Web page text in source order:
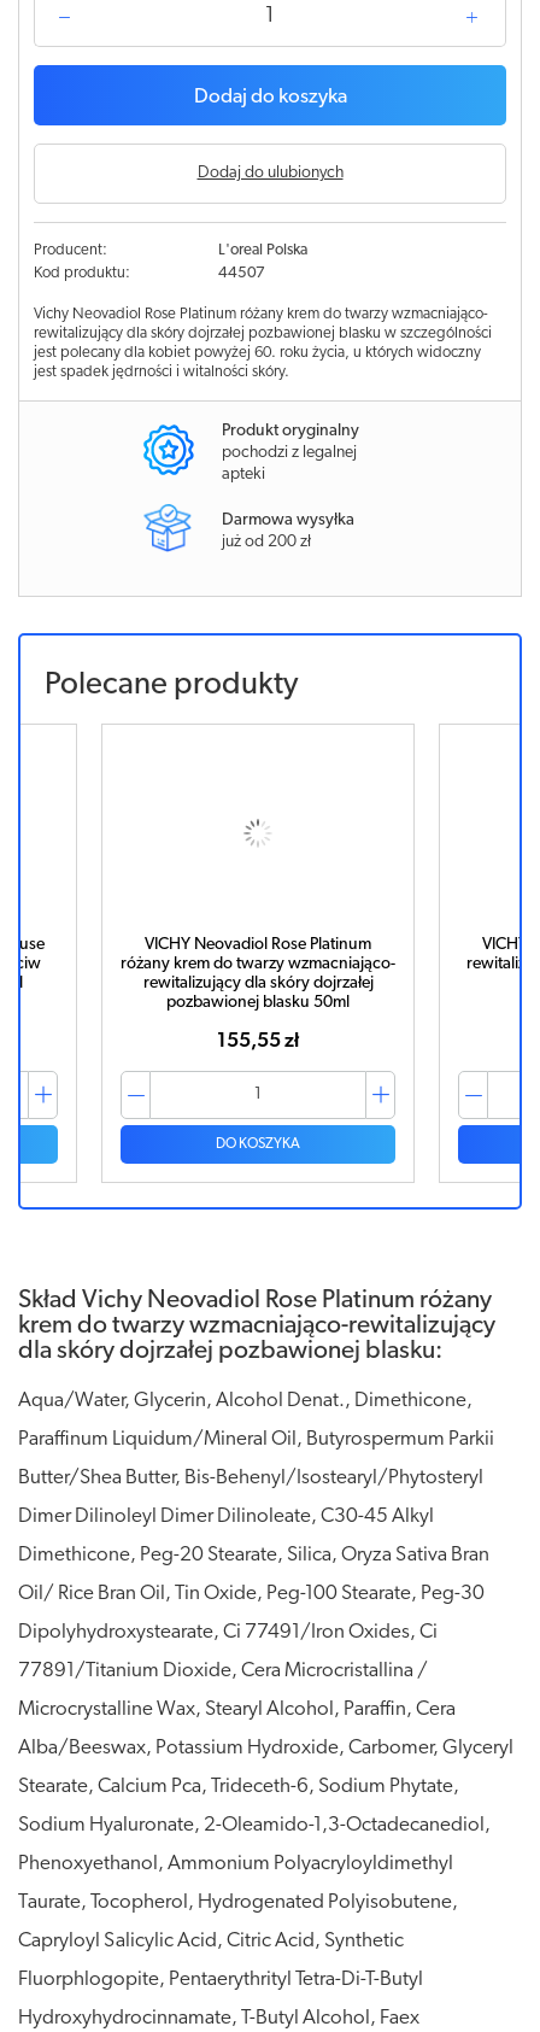
Dodaj do koszyka
Dodaj do ulubionych
Producent:
L'oreal Polska
Kod produktu:
44507
Vichy Neovadiol Rose Platinum różany krem do twarzy wzmacniająco-
rewitalizujący dla skóry dojrzałej pozbawionej blasku w szczególności
jest polecany dla kobiet powyżej 60. roku życia, u których widoczny
jest spadek jędrności i witalności skóry.
Produkt oryginalny
pochodzi z legalnej
apteki
Darmowa wysyłka
już od 200 zł
Polecane produkty
VICHY Neovadiol Rose Platinum
różany krem do twarzy wzmacniająco-
rewitalizujący dla skóry dojrzałej
pozbawionej blasku 50ml
155,55 zł
DO KOSZYKA
VICHY
Skład Vichy Neovadiol Rose Platinum różany
krem do twarzy wzmacniająco-rewitalizujący
dla skóry dojrzałej pozbawionej blasku:
Aqua/Water, Glycerin, Alcohol Denat., Dimethicone,
Paraffinum Liquidum/Mineral Oil, Butyrospermum Parkii
Butter/Shea Butter, Bis-Behenyl/Isostearyl/Phytosteryl
Dimer Dilinoleyl Dimer Dilinoleate, C30-45 Alkyl
Dimethicone, Peg-20 Stearate, Silica, Oryza Sativa Bran
Oil/ Rice Bran Oil, Tin Oxide, Peg-100 Stearate, Peg-30
Dipolyhydroxystearate, Ci 77491/Iron Oxides, Ci
77891/Titanium Dioxide, Cera Microcristallina /
Microcrystalline Wax, Stearyl Alcohol, Paraffin, Cera
Alba/Beeswax, Potassium Hydroxide, Carbomer, Glyceryl
Stearate, Calcium Pca, Trideceth-6, Sodium Phytate,
Sodium Hyaluronate, 2-Oleamido-1,3-Octadecanediol,
Phenoxyethanol, Ammonium Polyacryloyldimethyl
Taurate, Tocopherol, Hydrogenated Polyisobutene,
Capryloyl Salicylic Acid, Citric Acid, Synthetic
Fluorphlogopite, Pentaerythrityl Tetra-Di-T-Butyl
Hydroxyhydrocinnamate, T-Butyl Alcohol, Faex